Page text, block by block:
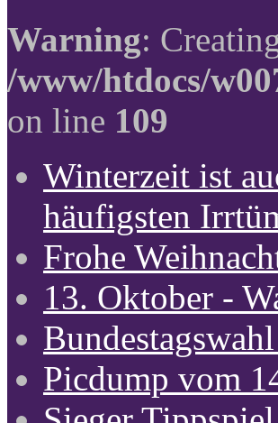
Warning:
/www/htdocs/
on line 109
Winterzeit ist
häufigsten
Frohe
13. Oktober -
Picdump vom